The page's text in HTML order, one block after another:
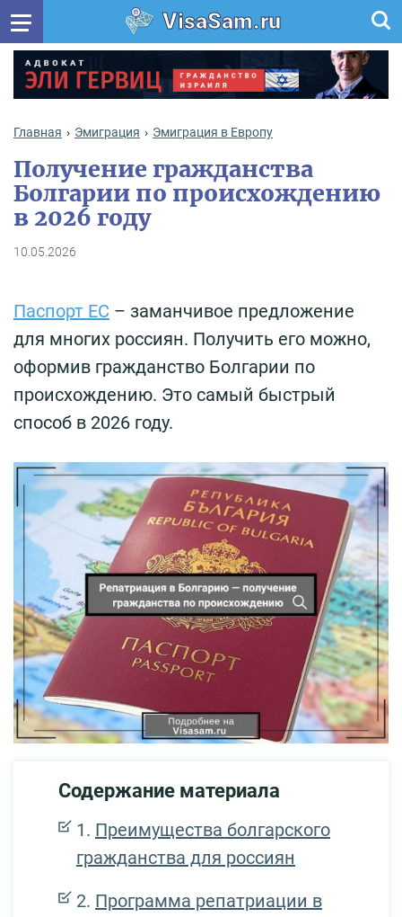
VisaSam.ru
Главная Эмиграция Эмиграция в Европу
Получение гражданства
Болгарии по происхождению
в 2026 году
10.05.2026
Паспорт ЕС – заманчивое предложение
для многих россиян. Получить его можно,
оформив гражданство Болгарии по
происхождению. Это самый быстрый
способ в 2026 году.
Содержание материала
Преимущества болгарского
гражданства для россиян
Программа репатриации в